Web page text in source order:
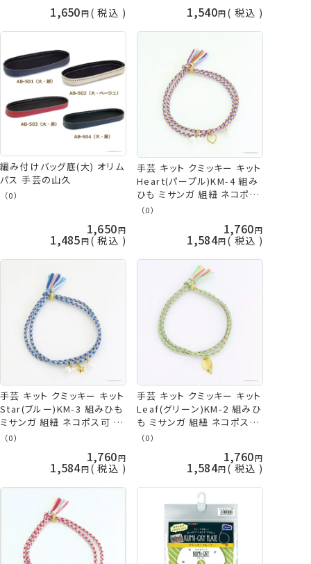
1,650 税込 1,540 税込
編み付けバッグ底(大) オリム
パス 手芸の山久
（0）
1,650
1,485 税込
手芸 キット クミッキー キット
Heart(パープル)KM-4 組み
ひも ミサンガ 組紐 ネコポス
可 オリムパス olm 手芸の山
（0）
1,760
1,584 税込
手芸 キット クミッキー キット
Star(ブルー)KM-3 組みひも
ミサンガ 組紐 ネコポス可 オ
リムパス olm 手芸の山久
（0）
1,760
1,584 税込
手芸 キット クミッキー キット
Leaf(グリーン)KM-2 組みひ
も ミサンガ 組紐 ネコポス可
オリムパス olm 手芸の山久
（0）
1,760
1,584 税込